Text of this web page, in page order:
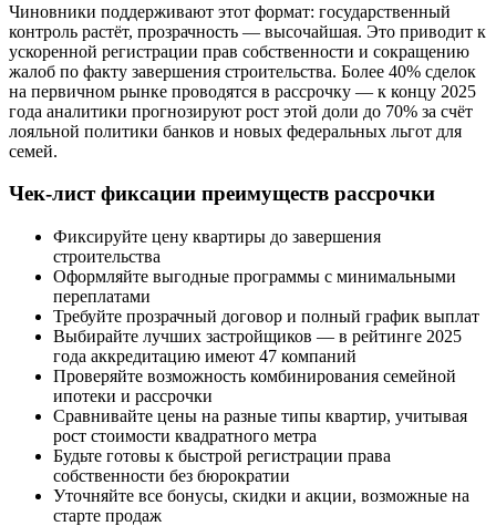
Чиновники поддерживают этот формат: государственный
контроль растёт, прозрачность — высочайшая. Это приводит к
ускоренной регистрации прав собственности и сокращению
жалоб по факту завершения строительства. Более 40% сделок
на первичном рынке проводятся в рассрочку — к концу 2025
года аналитики прогнозируют рост этой доли до 70% за счёт
лояльной политики банков и новых федеральных льгот для
семей.
Чек-лист фиксации преимуществ рассрочки
Фиксируйте цену квартиры до завершения
строительства
Оформляйте выгодные программы с минимальными
переплатами
Требуйте прозрачный договор и полный график выплат
Выбирайте лучших застройщиков — в рейтинге 2025
года аккредитацию имеют 47 компаний
Проверяйте возможность комбинирования семейной
ипотеки и рассрочки
Сравнивайте цены на разные типы квартир, учитывая
рост стоимости квадратного метра
Будьте готовы к быстрой регистрации права
собственности без бюрократии
Уточняйте все бонусы, скидки и акции, возможные на
старте продаж